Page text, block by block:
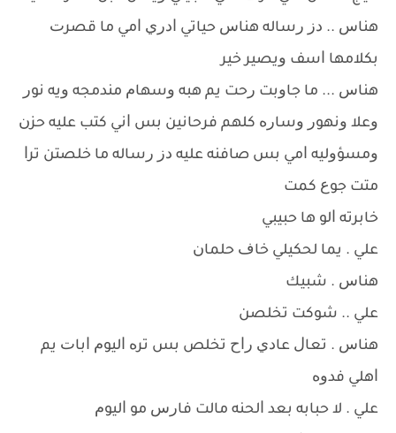
ﻫﻨﺎﺱ .. ﺩﺯ ﺭﺳﺎﻟﻪ ﻫﻨﺎﺱ ﺣﻴﺎﺗﻲ ﺍﺩﺭﻱ ﺍﻣﻲ ﻣﺎ ﻗﺼﺮﺕ
ﺑﻜﻼﻣﻬﺎ ﺍﺳﻒ ﻭﻳﺼﻴﺮ ﺧﻴﺮ
ﻫﻨﺎﺱ ... ﻣﺎ ﺟﺎﻭﺑﺖ ﺭﺣﺖ ﻳﻢ ﻫﺒﻪ ﻭﺳﻬﺎﻡ ﻣﻨﺪﻣﺠﻪ ﻭﻳﻪ ﻧﻮﺭ
ﻭﻋﻼ ﻭﻧﻬﻮﺭ ﻭﺳﺎﺭﻩ ﻛﻠﻬﻢ ﻓﺮﺣﺎﻧﻴﻦ ﺑﺲ ﺍﻧﻲ ﻛﺘﺐ ﻋﻠﻴﻪ ﺣﺰﻥ
ﻭﻣﺴﺆﻭﻟﻴﻪ ﺍﻣﻲ ﺑﺲ ﺻﺎﻓﻨﻪ ﻋﻠﻴﻪ ﺩﺯ ﺭﺳﺎﻟﻪ ﻣﺎ ﺧﻠﺼﺘﻦ ﺗﺮﺍ
ﻣﺘﺖ ﺟﻮﻉ ﻛﻤﺖ
ﺧﺎﺑﺮﺗﻪ ﺍﻟﻮ ﻫﺎ ﺣﺒﻴﺒﻲ
ﻋﻠﻲ . ﻳﻤﺎ ﻟﺤﻜﻴﻠﻲ ﺧﺎﻑ ﺣﻠﻤﺎﻥ
ﻫﻨﺎﺱ . ﺷﺒﻴﻚ
ﻋﻠﻲ .. ﺷﻮﻛﺖ ﺗﺨﻠﺼﻦ
ﻫﻨﺎﺱ . ﺗﻌﺎﻝ ﻋﺎﺩﻱ ﺭﺍﺡ ﺗﺨﻠﺺ ﺑﺲ ﺗﺮﻩ ﺍﻟﻴﻮﻡ ﺍﺑﺎﺕ ﻳﻢ
ﺍﻫﻠﻲ ﻓﺪﻭﻩ
ﻋﻠﻲ . ﻻ ﺣﺒﺎﺑﻪ ﺑﻌﺪ ﺍﻟﺤﻨﻪ ﻣﺎﻟﺖ ﻓﺎﺭﺱ ﻣﻮ ﺍﻟﻴﻮﻡ